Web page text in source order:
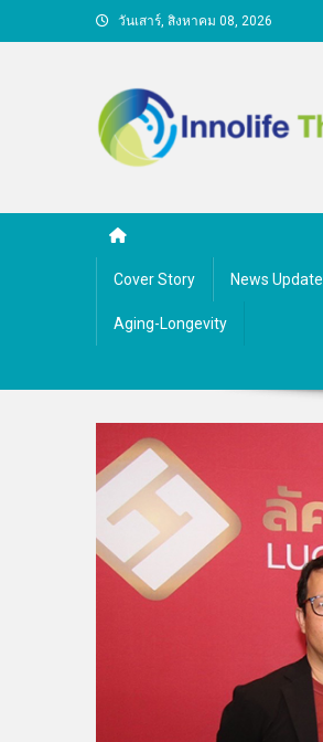
to
วันเสาร์, สิงหาคม 08, 2026
Cover Story News Update
Aging-Longevity